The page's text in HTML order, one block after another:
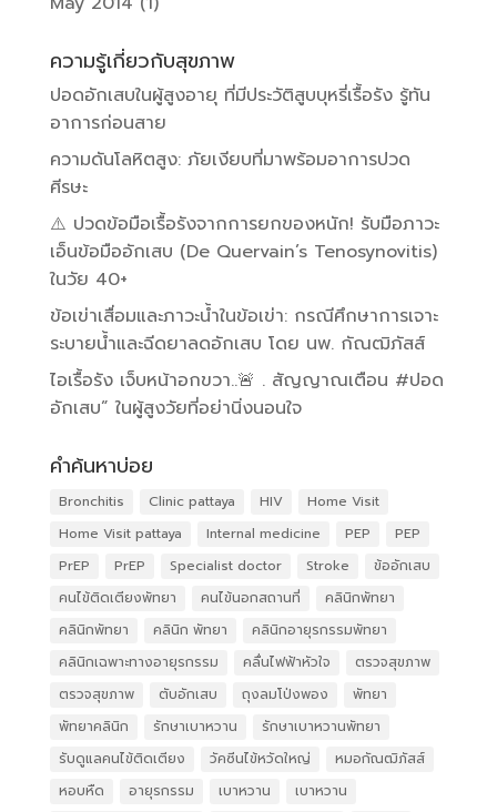
ความรู้เกี่ยวกับสุขภาพ
ปอดอักเสบในผู้สูงอายุ ที่มีประวัติสูบบุหรี่เรื้อรัง รู้ทัน
อาการก่อนสาย
ความดันโลหิตสูง: ภัยเงียบที่มาพร้อมอาการปวด
ศีรษะ
⚠️ ปวดข้อมือเรื้อรังจากการยกของหนัก! รับมือภาวะ
เอ็นข้อมืออักเสบ (De Quervain’s Tenosynovitis)
ในวัย 40+
ข้อเข่าเสื่อมและภาวะน้ำในข้อเข่า: กรณีศึกษาการเจาะ
ระบายน้ำและฉีดยาลดอักเสบ โดย นพ. กัณฒิภัสส์
ไอเรื้อรัง เจ็บหน้าอกขวา..🚨 . สัญญาณเตือน #ปอด
อักเสบ” ในผู้สูงวัยที่อย่านิ่งนอนใจ
คำค้นหาบ่อย
Bronchitis Clinic pattaya HIV
Home Visit
Home Visit pattaya
Internal medicine PEP
PEP
PrEP
PrEP Specialist doctor Stroke
ข้ออักเสบ
คนไข้ติดเตียงพัทยา
คนไข้นอกสถานที่
คลินิกพัทยา
คลินิกพัทยา
คลินิก พัทยา
คลินิกอายุรกรรมพัทยา
คลินิกเฉพาะทางอายุรกรรม
คลื่นไฟฟ้าหัวใจ
ตรวจสุขภาพ
ตรวจสุขภาพ
ตับอักเสบ ถุงลมโป่งพอง
พัทยา
พัทยาคลินิก
รักษาเบาหวาน
รักษาเบาหวานพัทยา
รับดูแลคนไข้ติดเตียง
วัคซีนไข้หวัดใหญ่
หมอกัณฒิภัสส์
หอบหืด
อายุรกรรม เบาหวาน
เบาหวาน